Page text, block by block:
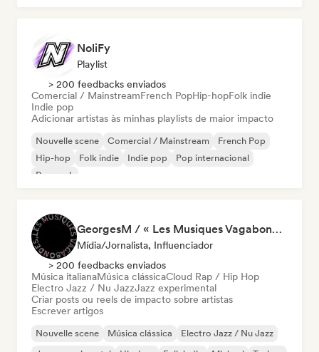
NoliFy
Playlist
> 200 feedbacks enviados
Comercial / MainstreamFrench PopHip-hopFolk indie
Indie pop
Adicionar artistas às minhas playlists de maior impacto
Nouvelle scene Comercial / Mainstream
French Pop
Hip-hop
Folk indie Indie pop
Pop internacional
Pop rock
GeorgesM / « Les Musiques Vagabondes » - Content Creator
Mídia/Jornalista, Influenciador
> 200 feedbacks enviados
Música italianaMúsica clássicaCloud Rap / Hip Hop
Electro Jazz / Nu JazzJazz experimental
Criar posts ou reels de impacto sobre artistas
Escrever artigos
Nouvelle scene Música clássica
Electro Jazz / Nu Jazz